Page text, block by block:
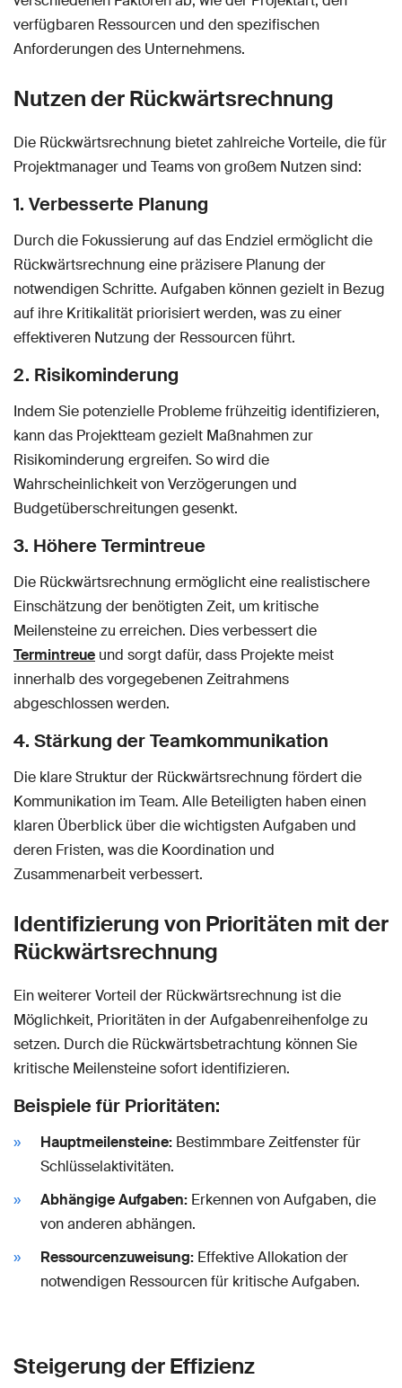
verfügbaren Ressourcen und den spezifischen
Anforderungen des Unternehmens.
Nutzen der Rückwärtsrechnung
Die Rückwärtsrechnung bietet zahlreiche Vorteile, die für
Projektmanager und Teams von großem Nutzen sind:
1. Verbesserte Planung
Durch die Fokussierung auf das Endziel ermöglicht die
Rückwärtsrechnung eine präzisere Planung der
notwendigen Schritte. Aufgaben können gezielt in Bezug
auf ihre Kritikalität priorisiert werden, was zu einer
effektiveren Nutzung der Ressourcen führt.
2. Risikominderung
Indem Sie potenzielle Probleme frühzeitig identifizieren,
kann das Projektteam gezielt Maßnahmen zur
Risikominderung ergreifen. So wird die
Wahrscheinlichkeit von Verzögerungen und
Budgetüberschreitungen gesenkt.
3. Höhere Termintreue
Die Rückwärtsrechnung ermöglicht eine realistischere
Einschätzung der benötigten Zeit, um kritische
Meilensteine zu erreichen. Dies verbessert die
Termintreue und sorgt dafür, dass Projekte meist
innerhalb des vorgegebenen Zeitrahmens
abgeschlossen werden.
4. Stärkung der Teamkommunikation
Die klare Struktur der Rückwärtsrechnung fördert die
Kommunikation im Team. Alle Beteiligten haben einen
klaren Überblick über die wichtigsten Aufgaben und
deren Fristen, was die Koordination und
Zusammenarbeit verbessert.
Identifizierung von Prioritäten mit der
Rückwärtsrechnung
Ein weiterer Vorteil der Rückwärtsrechnung ist die
Möglichkeit, Prioritäten in der Aufgabenreihenfolge zu
setzen. Durch die Rückwärtsbetrachtung können Sie
kritische Meilensteine sofort identifizieren.
Beispiele für Prioritäten:
Hauptmeilensteine: Bestimmbare Zeitfenster für
Schlüsselaktivitäten.
Abhängige Aufgaben: Erkennen von Aufgaben, die
von anderen abhängen.
Ressourcenzuweisung: Effektive Allokation der
notwendigen Ressourcen für kritische Aufgaben.
Steigerung der Effizienz